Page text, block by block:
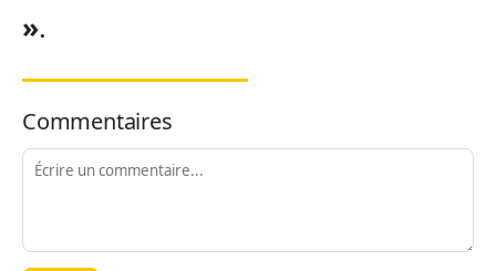
».
Commentaires